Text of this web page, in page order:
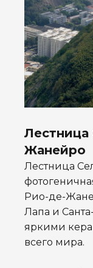
Жанейро
Лестница
Рио-де-
Лапа и
яркими
всего мира.